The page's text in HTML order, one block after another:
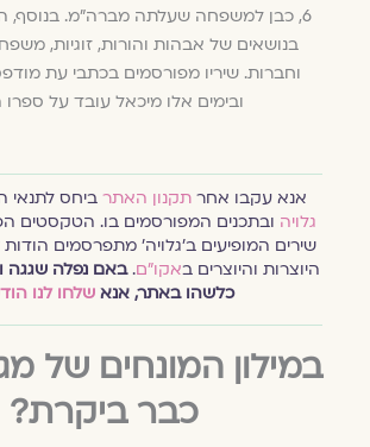
6, כבן למשפחה שעלתה מברה"מ. בנוסף,
בנושאים של אבהות והורות, זוגיות,
וחברות. שיריו מפורסמים בכתבי עת
ובימים אלו מיכאל עובד על ספרו
אנא עקבו אחרתקנון האתרביחס לתנאי
גלויהובתכנים המפורסמים בו. הטקסטים
שירים המופיעים ב׳גלויה׳ מתפרסמים הודות
היוצרות והיוצרים ב אקו״ם.באם נפלה שגגה
כלשהו באתר, אנאשלחו לנו
במילון המונחים של
כבר ביקרת?